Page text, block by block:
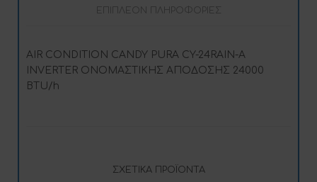
ΕΠΙΠΛΈΟΝ ΠΛΗΡΟΦΟΡΊΕΣ
AIR CONDITION CANDY PURA CY-24RAIN-A
INVERTER ΟΝΟΜΑΣΤΙΚΗΣ ΑΠΟΔΟΣΗΣ 24000
BTU/h
ΣΧΕΤΙΚΆ ΠΡΟΪΌΝΤΑ